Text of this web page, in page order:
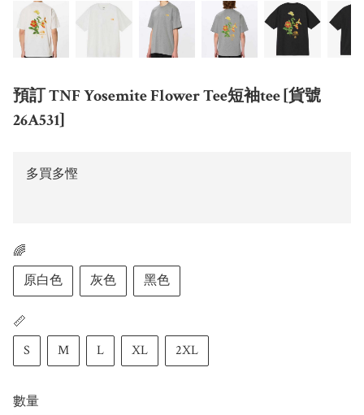
預訂 TNF Yosemite Flower Tee短袖tee [貨號
26A531]
多買多慳
🌈
原白色
灰色 黑色
📏
S
M L XL 2XL
數量